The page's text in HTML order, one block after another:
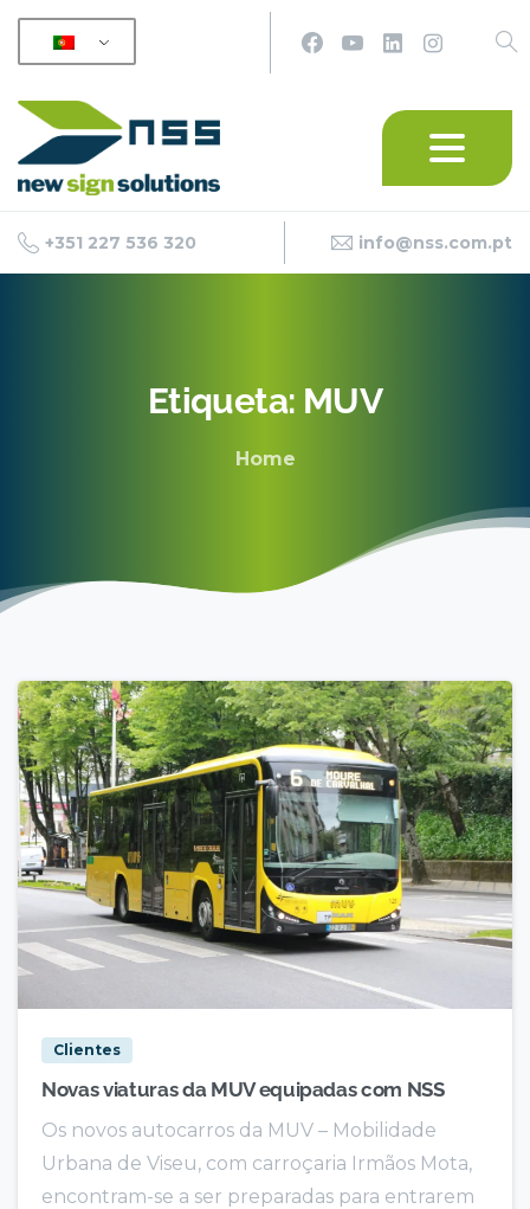
+351 227 536 320 info@nss.com.pt
Etiqueta: MUV
Home
Clientes
Novas viaturas da MUV equipadas com NSS
Os novos autocarros da MUV – Mobilidade
Urbana de Viseu, com carroçaria Irmãos Mota,
encontram-se a ser preparadas para entrarem